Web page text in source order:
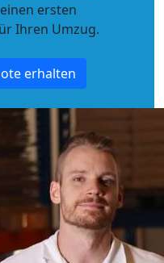
ersten
Ihren Umzug.
erhalten